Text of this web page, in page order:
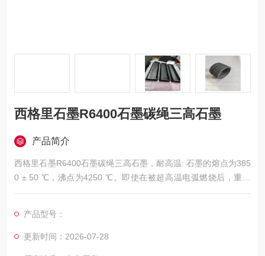
西格里石墨R6400石墨碳绳三高石墨
产品简介
西格里石墨R6400石墨碳绳三高石墨，耐高温: 石墨的熔点为385
0 ± 50 ℃，沸点为4250 ℃。即使在被超高温电弧燃烧后，重量
损失也很小，热膨胀系数也很小。石墨的强度随温度的升高而增
产品型号：
更新时间：2026-07-28